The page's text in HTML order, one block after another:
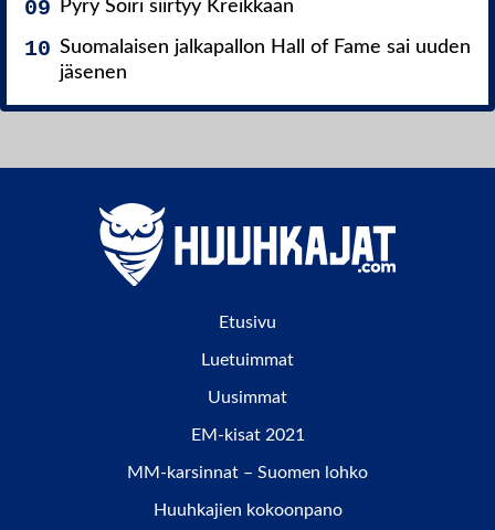
Pyry Soiri siirtyy Kreikkaan
Suomalaisen jalkapallon Hall of Fame sai uuden
jäsenen
Etusivu
Luetuimmat
Uusimmat
EM-kisat 2021
MM-karsinnat – Suomen lohko
Huuhkajien kokoonpano